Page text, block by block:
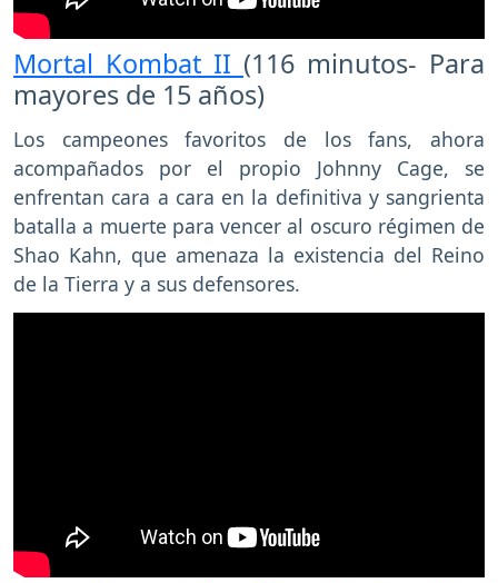
Mortal Kombat II (116 minutos- Para
mayores de 15 años)
Los campeones favoritos de los fans, ahora
acompañados por el propio Johnny Cage, se
enfrentan cara a cara en la definitiva y sangrienta
batalla a muerte para vencer al oscuro régimen de
Shao Kahn, que amenaza la existencia del Reino
de la Tierra y a sus defensores.